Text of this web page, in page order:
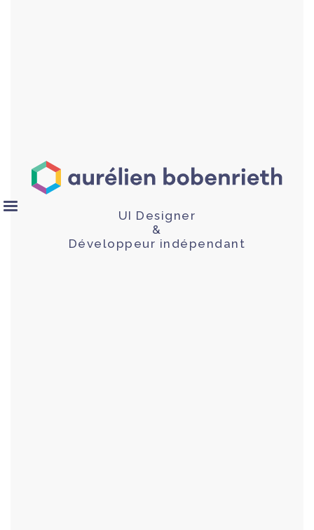
UI Designer
&
Développeur indépendant